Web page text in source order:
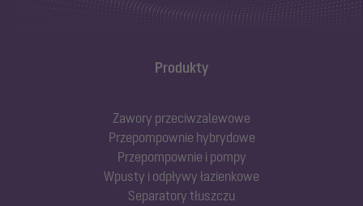
Produkty
Zawory przeciwzalewowe
Przepompownie hybrydowe
Przepompownie i pompy
Wpusty i odpływy łazienkowe
Separatory tłuszczu